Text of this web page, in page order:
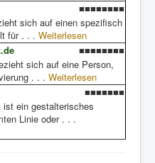
■■■■■■■■
sich auf einen spezifisch
für . . . Weiterlesen
■■■■■■■■
sich auf eine Person,
. . . Weiterlesen
■■■■■■■
ein gestalterisches
Linie oder . . .